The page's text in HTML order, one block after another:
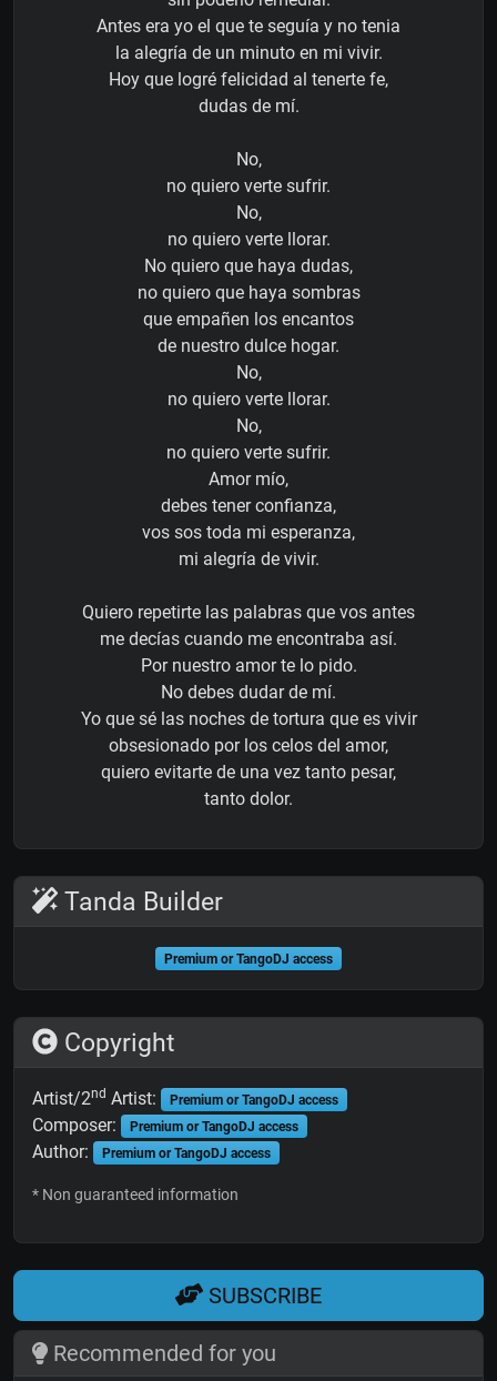
Antes era yo el que te seguía y no tenia
la alegría de un minuto en mi vivir.
Hoy que logré felicidad al tenerte fe,
dudas de mí.
No,
no quiero verte sufrir.
No,
no quiero verte llorar.
No quiero que haya dudas,
no quiero que haya sombras
que empañen los encantos
de nuestro dulce hogar.
No,
no quiero verte llorar.
No,
no quiero verte sufrir.
Amor mío,
debes tener confianza,
vos sos toda mi esperanza,
mi alegría de vivir.
Quiero repetirte las palabras que vos antes
me decías cuando me encontraba así.
Por nuestro amor te lo pido.
No debes dudar de mí.
Yo que sé las noches de tortura que es vivir
obsesionado por los celos del amor,
quiero evitarte de una vez tanto pesar,
tanto dolor.
Tanda Builder
Premium or TangoDJ access
Copyright
Artist/2nd Artist: Premium or TangoDJ access
Composer: Premium or TangoDJ access
Author: Premium or TangoDJ access
* Non guaranteed information
SUBSCRIBE
Recommended for you